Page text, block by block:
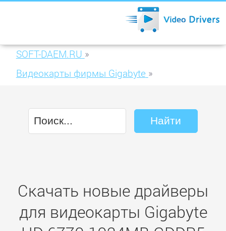
SOFT-DAEM.RU »
Видеокарты фирмы Gigabyte »
R677UD-1GD)
Скачать новые драйверы
для видеокарты Gigabyte